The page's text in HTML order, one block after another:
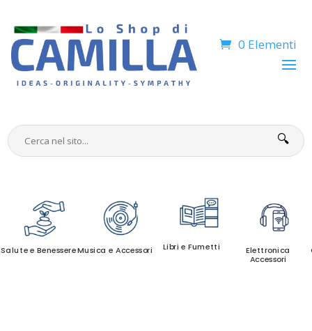
0 Elementi
🔍
Salute e BenessereMusica e Accessori Libri e Fumetti
Elettronica
Accessori